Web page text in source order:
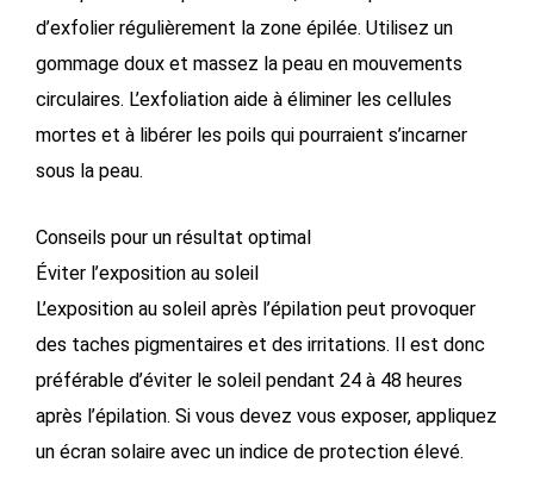
d’exfolier régulièrement la zone épilée. Utilisez un
gommage doux et massez la peau en mouvements
circulaires. L’exfoliation aide à éliminer les cellules
mortes et à libérer les poils qui pourraient s’incarner
sous la peau.
Conseils pour un résultat optimal
Éviter l’exposition au soleil
L’exposition au soleil après l’épilation peut provoquer
des taches pigmentaires et des irritations. Il est donc
préférable d’éviter le soleil pendant 24 à 48 heures
après l’épilation. Si vous devez vous exposer, appliquez
un écran solaire avec un indice de protection élevé.